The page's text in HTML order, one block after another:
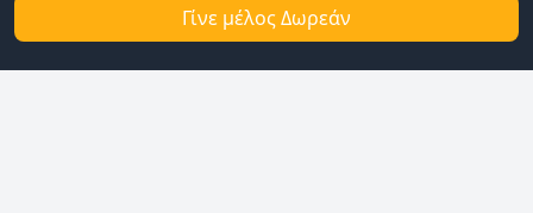
Γίνε μέλος Δωρεάν